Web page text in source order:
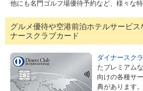
他にも名門ゴルフ場優待予約など、様々な
グルメ優待や空港前泊ホテルサービ
ナースクラブカード
ダイナースク
たプレミアム
向けの各種サ
典があります。